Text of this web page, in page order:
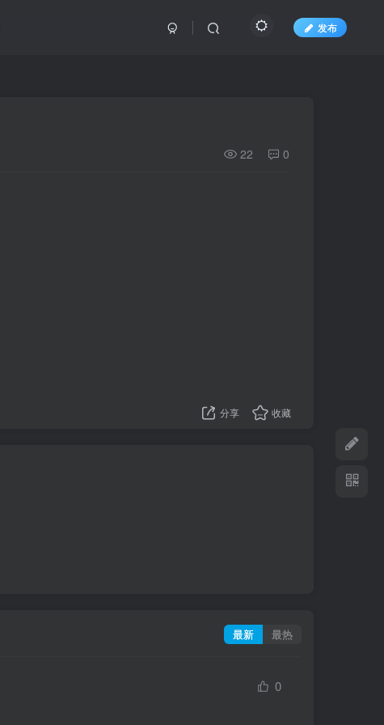
发布
22 0
分享 收藏
最新 最热
0